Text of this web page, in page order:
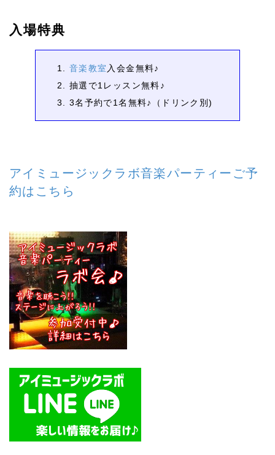
入場特典
音楽教室 入会金無料♪
抽選で1レッスン無料♪
3名予約で1名無料♪（ドリンク別)
アイミュージックラボ音楽パーティーご予
約はこちら